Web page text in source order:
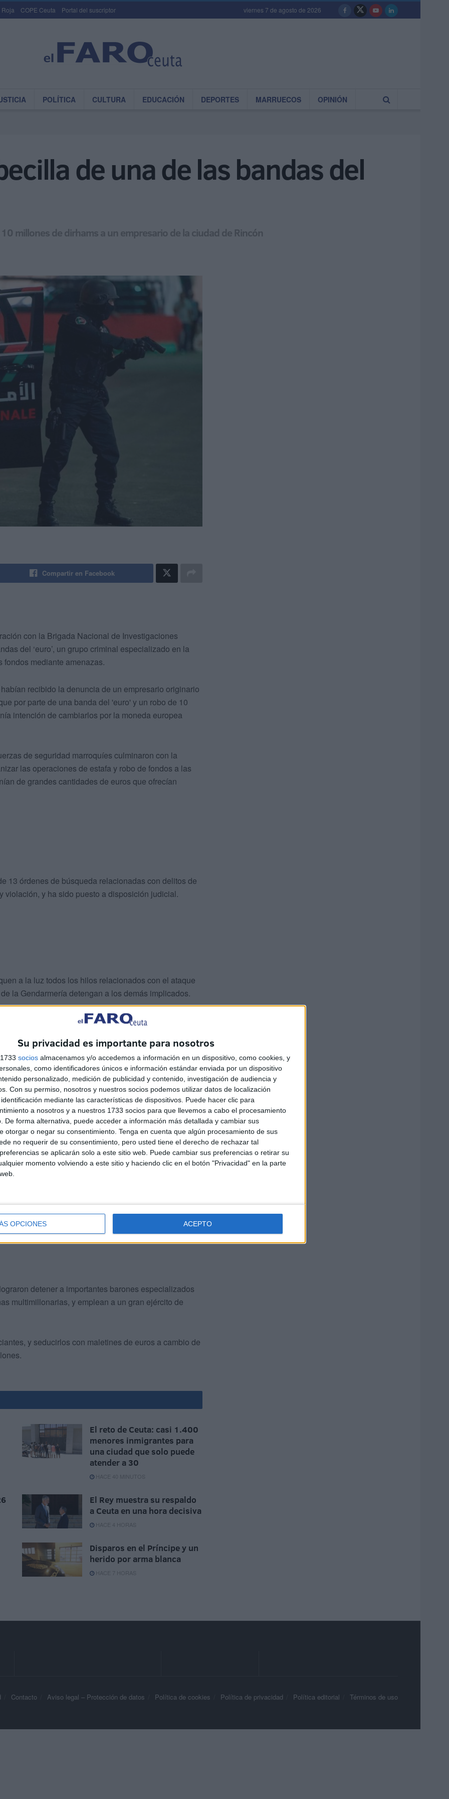
Su privacidad es importante para nosotros
socios almacenamos y/o accedemos a información en un dispositivo, como cookies, y
como identificadores únicos e información estándar enviada por un dispositivo
personalizado, medición de publicidad y contenido, investigación de audiencia y
Con su permiso, nosotros y nuestros socios podemos utilizar datos de localización
mediante las características de dispositivos. Puede hacer clic para
a nosotros y a nuestros 1733 socios para que llevemos a cabo el procesamiento
De forma alternativa, puede acceder a información más detallada y cambiar sus
otorgar o negar su consentimiento. Tenga en cuenta que algún procesamiento de sus
no requerir de su consentimiento, pero usted tiene el derecho de rechazar tal
se aplicarán solo a este sitio web. Puede cambiar sus preferencias o retirar su
momento volviendo a este sitio y haciendo clic en el botón "Privacidad" en la parte
OPCIONES ACEPTO
Roja COPE Ceuta Portal del suscriptor viernes 7 de agosto de 2026
POLÍTICA CULTURA EDUCACIÓN DEPORTES MARRUECOS OPINIÓN
de una de las bandas del
millones de dirhams a un empresario de la ciudad de Rincón
Compartir en Facebook
con la Brigada Nacional de Investigaciones
del ‘euro’, un grupo criminal especializado en la
fondos mediante amenazas.
recibido la denuncia de un empresario originario
por parte de una banda del 'euro' y un robo de 10
intención de cambiarlos por la moneda europea
de seguridad marroquíes culminaron con la
las operaciones de estafa y robo de fondos a las
de grandes cantidades de euros que ofrecían
13 órdenes de búsqueda relacionadas con delitos de
violación, y ha sido puesto a disposición judicial.
a la luz todos los hilos relacionados con el ataque
la Gendarmería detengan a los demás implicados.
de seguridad registraron un primer incidente en
que tuvo como víctima a otro empresario, al que
unos desconocidos le robaron 6 millones de
y fraudes mediante la oferta de supuestas
de millones de euros a la moneda nacional,
fondos.
detener a importantes barones especializados
multimillonarias, y emplean a un gran ejército de
y seducirlos con maletines de euros a cambio de
El reto de Ceuta: casi 1.400
menores inmigrantes para
una ciudad que solo puede
atender a 30
HACE 40 MINUTOS
El Rey muestra su respaldo
a Ceuta en una hora decisiva
HACE 4 HORAS
Disparos en el Príncipe y un
herido por arma blanca
HACE 7 HORAS
Contacto Aviso legal – Protección de datos Política de cookies Política de privacidad Política editorial Términos de uso